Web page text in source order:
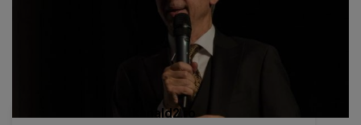
kanald2.ro